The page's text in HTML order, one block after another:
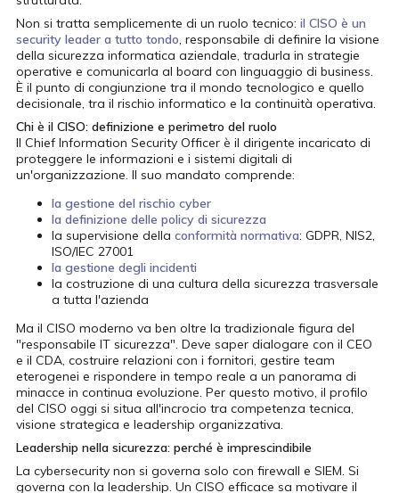
Non si tratta semplicemente di un ruolo tecnico:il CISO è un
security leader a tutto tondo, responsabile di definire la visione
della sicurezza informatica aziendale, tradurla in strategie
operative e comunicarla al board con linguaggio di business.
È il punto di congiunzione tra il mondo tecnologico e quello
decisionale, tra il rischio informatico e la continuità operativa.
Chi è il CISO: definizione e perimetro del ruolo
Il Chief Information Security Officer è il dirigente incaricato di
proteggere le informazioni e i sistemi digitali di
un'organizzazione. Il suo mandato comprende:
la gestione del rischio cyber
la definizione delle policy di sicurezza
la supervisione dellaconformità normativa: GDPR, NIS2,
ISO/IEC 27001
la gestione degli incidenti
la costruzione di una cultura della sicurezza trasversale
a tutta l'azienda
Ma il CISO moderno va ben oltre la tradizionale figura del
"responsabile IT sicurezza". Deve saper dialogare con il CEO
e il CDA, costruire relazioni con i fornitori, gestire team
eterogenei e rispondere in tempo reale a un panorama di
minacce in continua evoluzione. Per questo motivo, il profilo
del CISO oggi si situa all'incrocio tra competenza tecnica,
visione strategica e leadership organizzativa.
Leadership nella sicurezza: perché è imprescindibile
La cybersecurity non si governa solo con firewall e SIEM. Si
governa con la leadership. Un CISO efficace sa motivare il